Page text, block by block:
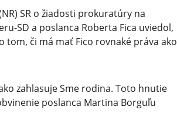
SR o žiadosti prokuratúry na
SD a poslanca Roberta Fica uviedol,
či má mať Fico rovnaké práva ako
zahlasuje Sme rodina. Toto hnutie
poslanca Martina Borguľu